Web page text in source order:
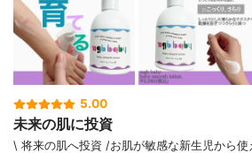
5.00
未来の肌に投資
\ 将来の肌へ投資 /⁡お肌が敏感な新生児から使